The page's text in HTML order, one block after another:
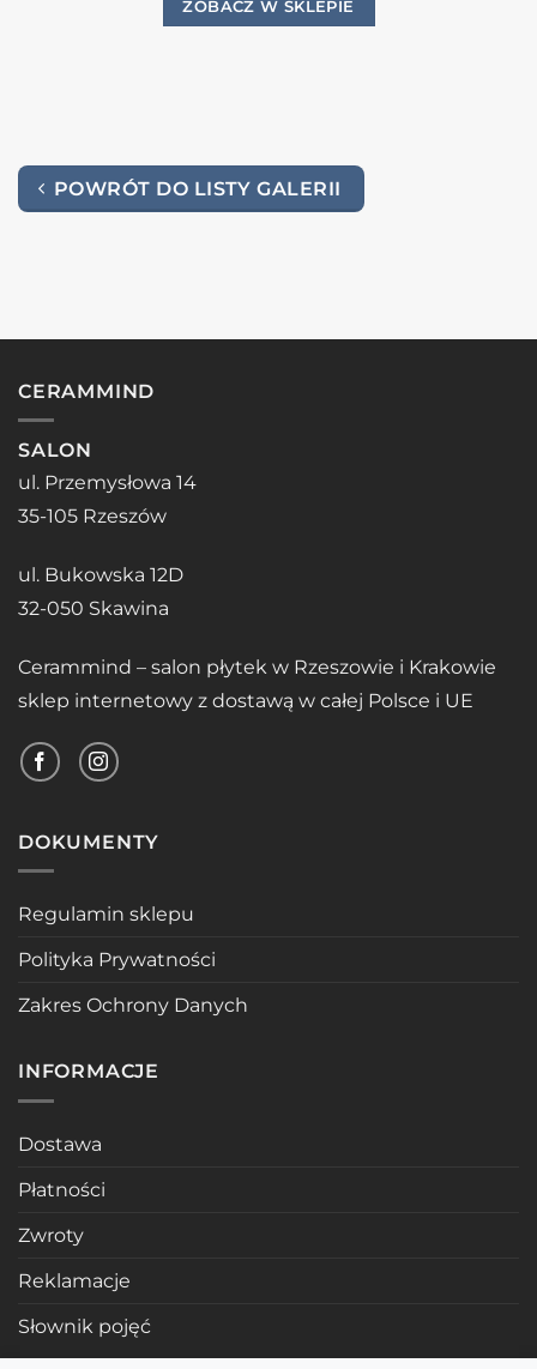
ZOBACZ W SKLEPIE
POWRÓT DO LISTY GALERII
CERAMMIND
SALON
ul. Przemysłowa 14
35-105 Rzeszów
ul. Bukowska 12D
32-050 Skawina
Cerammind – salon płytek w Rzeszowie i Krakowie
sklep internetowy z dostawą w całej Polsce i UE
DOKUMENTY
Regulamin sklepu
Polityka Prywatności
Zakres Ochrony Danych
INFORMACJE
Dostawa
Płatności
Zwroty
Reklamacje
Słownik pojęć